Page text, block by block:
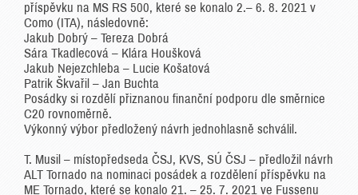
příspěvku na MS RS 500, které se konalo 2.– 6. 8. 2021 v
Como (ITA), následovně:
Jakub Dobrý – Tereza Dobrá
Sára Tkadlecová – Klára Houšková
Jakub Nejezchleba – Lucie Košatová
Patrik Škvařil – Jan Buchta
Posádky si rozdělí přiznanou finanční podporu dle směrnice
C20 rovnoměrně.
Výkonný výbor předložený návrh jednohlasně schválil.
T. Musil – místopředseda ČSJ, KVS, SÚ ČSJ – předložil návrh
ALT Tornado na nominaci posádek a rozdělení příspěvku na
ME Tornado, které se konalo 21. – 25. 7. 2021 ve Fussenu